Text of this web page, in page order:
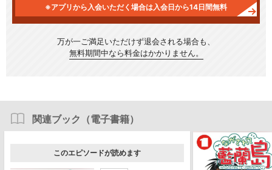
※アプリから入会いただく場合は入会日から14日間無料
万が一ご満足いただけず退会される場合も、
無料期間中なら料金はかかりません。
関連ブック（電子書籍）
このエピソードが読めます